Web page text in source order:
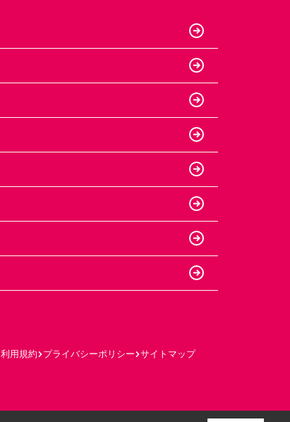
利用規約 プライバシーポリシー サイトマップ